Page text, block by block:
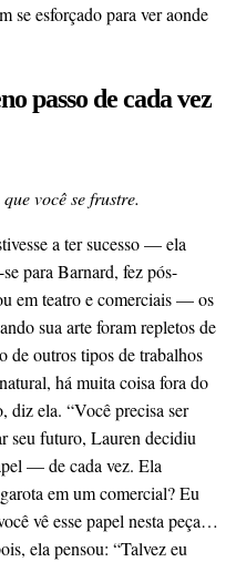
se esforçado para ver aonde
passo de cada vez
você se frustre.
a ter sucesso — ela
para Barnard, fez pós-
em teatro e comerciais — os
sua arte foram repletos de
de outros tipos de trabalhos
há muita coisa fora do
diz ela. “Você precisa ser
seu futuro, Lauren decidiu
— de cada vez. Ela
em um comercial? Eu
vê esse papel nesta peça…
ela pensou: “Talvez eu